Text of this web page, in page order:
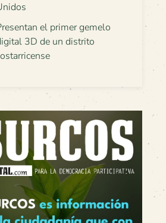
el primer gemelo
3D de un distrito